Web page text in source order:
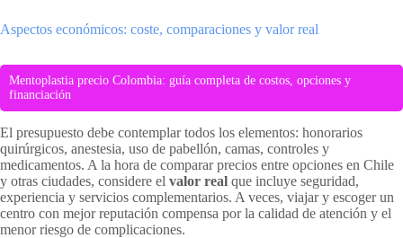
Aspectos económicos: coste, comparaciones y valor real
Mentoplastia precio Colombia: guía completa de costos, opciones y
financiación
El presupuesto debe contemplar todos los elementos: honorarios
quirúrgicos, anestesia, uso de pabellón, camas, controles y
medicamentos. A la hora de comparar precios entre opciones en Chile
y otras ciudades, considere el valor real que incluye seguridad,
experiencia y servicios complementarios. A veces, viajar y escoger un
centro con mejor reputación compensa por la calidad de atención y el
menor riesgo de complicaciones.